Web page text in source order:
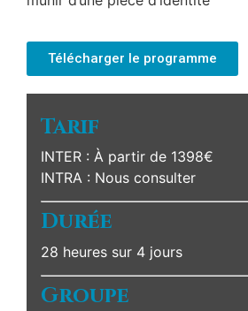
Télécharger le programme
Tarif
INTER : À partir de 1398€
INTRA : Nous consulter
Durée
28 heures sur 4 jours
Groupe